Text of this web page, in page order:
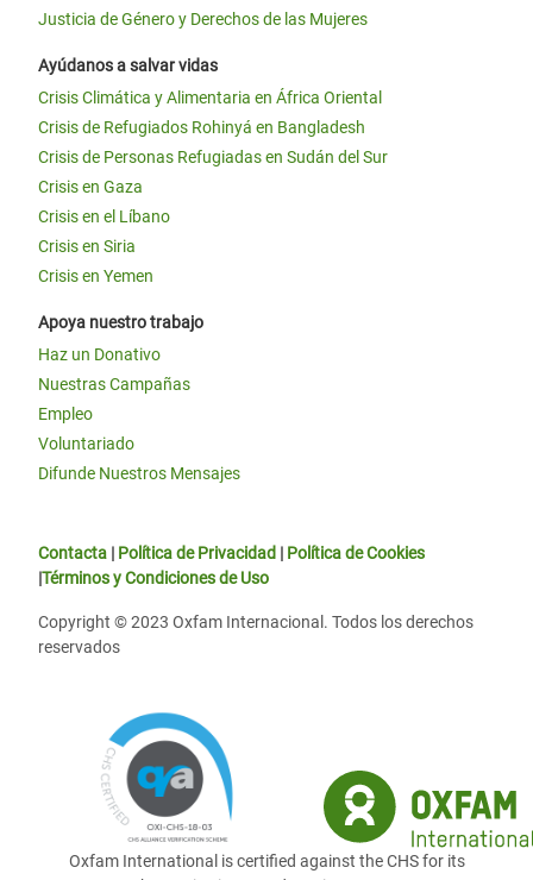
Justicia de Género y Derechos de las Mujeres
Ayúdanos a salvar vidas
Crisis Climática y Alimentaria en África Oriental
Crisis de Refugiados Rohinyá en Bangladesh
Crisis de Personas Refugiadas en Sudán del Sur
Crisis en Gaza
Crisis en el Líbano
Crisis en Siria
Crisis en Yemen
Apoya nuestro trabajo
Haz un Donativo
Nuestras Campañas
Empleo
Voluntariado
Difunde Nuestros Mensajes
Contacta | Política de Privacidad | Política de Cookies
|Términos y Condiciones de Uso
Copyright © 2023 Oxfam Internacional. Todos los derechos
reservados
Oxfam International is certified against the CHS for its